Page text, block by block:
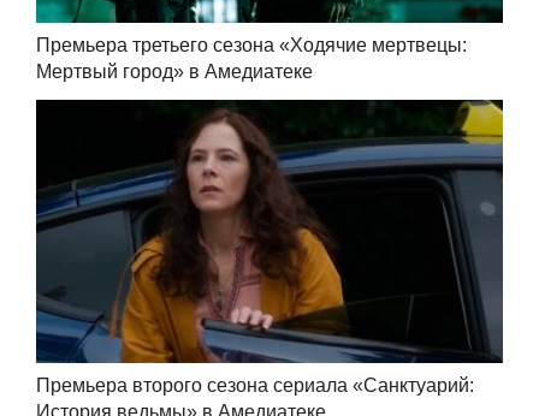
Премьера третьего сезона «Ходячие мертвецы:
Мертвый город» в Амедиатеке
Премьера второго сезона сериала «Санктуарий:
История ведьмы» в Амедиатеке